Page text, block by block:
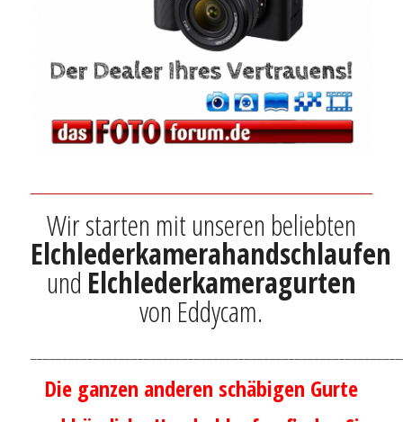
Wir starten mit unseren beliebten
Elchlederkamerahandschlaufen
und Elchlederkameragurten
von Eddycam.
Die ganzen anderen schäbigen Gurte